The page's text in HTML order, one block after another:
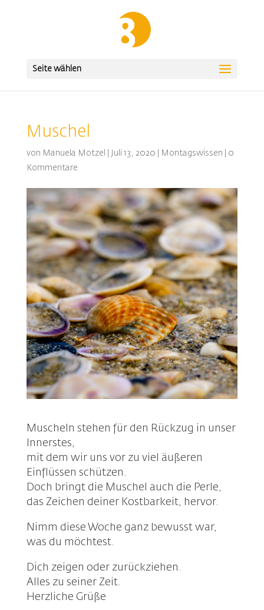
Seite wählen
Muschel
von Manuela Motzel Juli 13, 2020 Montagswissen
0
Kommentare
Muscheln stehen für den Rückzug in unser
Innerstes,
mit dem wir uns vor zu viel äußeren
Einflüssen schützen.
Doch bringt die Muschel auch die Perle,
das Zeichen deiner Kostbarkeit, hervor.
Nimm diese Woche ganz bewusst war,
was du möchtest.
Dich zeigen oder zurückziehen.
Alles zu seiner Zeit.
Herzliche Grüße